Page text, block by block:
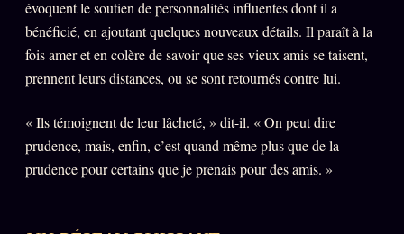
évoquent le soutien de personnalités influentes dont il a
bénéficié, en ajoutant quelques nouveaux détails. Il paraît à la
fois amer et en colère de savoir que ses vieux amis se taisent,
prennent leurs distances, ou se sont retournés contre lui.
« Ils témoignent de leur lâcheté, » dit-il. « On peut dire
prudence, mais, enfin, c’est quand même plus que de la
prudence pour certains que je prenais pour des amis. »